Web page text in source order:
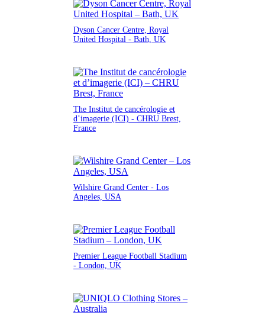
Dyson Cancer Centre, Royal
United Hospital - Bath, UK
The Institut de cancérologie et
d’imagerie (ICI) - CHRU Brest,
France
Wilshire Grand Center - Los
Angeles, USA
Premier League Football Stadium
- London, UK